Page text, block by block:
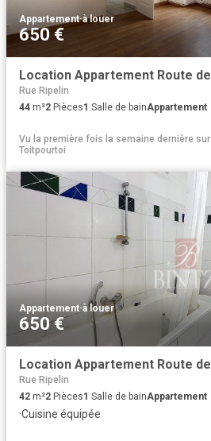
Appartement·à louer
650 €
Rue Ripelin
44 m²2 Pièces1 Salle de bainAppartement
Vu la première fois la semaine dernière sur
Toitpourtoi
Appartement·à louer
650 €
Rue Ripelin
42 m²2 Pièces1 Salle de bainAppartement
·Cuisine équipée